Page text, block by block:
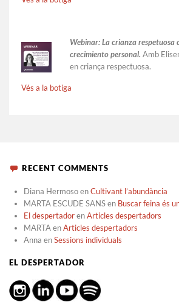
Webinar: La crianza
crecimiento personal. Amb
en criança respectuosa.
Vés a la botiga
RECENT COMMENTS
Diana HermosoenCultivant l’abundància
MARTA ESCUDE SANSen Buscar feina és
El despertadorenArticles despertadors
MARTAenArticles despertadors
Anna enSessions individuals
EL DESPERTADOR